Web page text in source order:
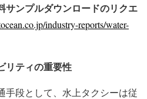
サンプルダウンロードのリクエ
industry-reports/water-
リティの重要性
手段として、水上タクシーは従